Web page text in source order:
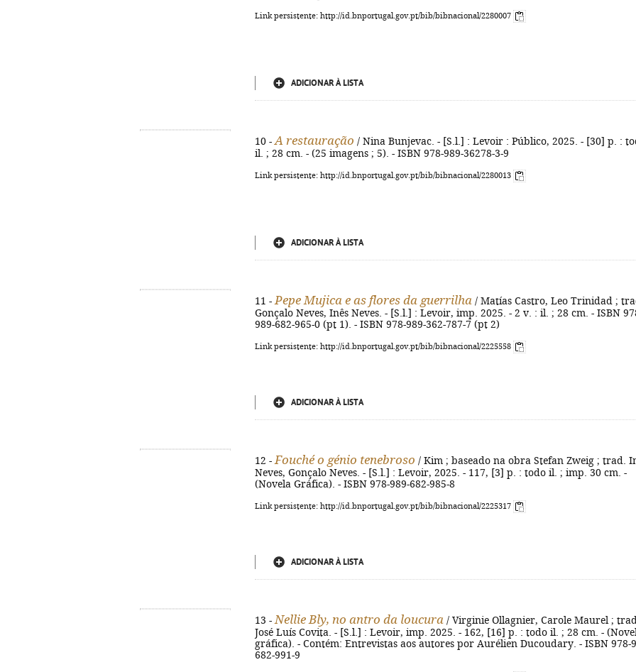
Link persistente: http://id.bnportugal.gov.pt/bib/bibnacional/2280007
ADICIONAR À LISTA
10 - A restauração / Nina Bunjevac. - [S.l.] : Levoir : Público, 2025. - [30] p. :
il. ; 28 cm. - (25 imagens ; 5). - ISBN 978-989-36278-3-9
Link persistente: http://id.bnportugal.gov.pt/bib/bibnacional/2280013
ADICIONAR À LISTA
11 - Pepe Mujica e as flores da guerrilha / Matías Castro, Leo Trinidad ;
Gonçalo Neves, Inês Neves. - [S.l.] : Levoir, imp. 2025. - 2 v. : il. ; 28 cm. - ISBN
989-682-965-0 (pt 1). - ISBN 978-989-362-787-7 (pt 2)
Link persistente: http://id.bnportugal.gov.pt/bib/bibnacional/2225558
ADICIONAR À LISTA
12 - Fouché o génio tenebroso / Kim ; baseado na obra Stefan Zweig ; trad.
Neves, Gonçalo Neves. - [S.l.] : Levoir, 2025. - 117, [3] p. : todo il. ; imp. 30 cm. -
(Novela Gráfica). - ISBN 978-989-682-985-8
Link persistente: http://id.bnportugal.gov.pt/bib/bibnacional/2225317
ADICIONAR À LISTA
13 - Nellie Bly, no antro da loucura / Virginie Ollagnier, Carole Maurel ; trad.
José Luís Covita. - [S.l.] : Levoir, imp. 2025. - 162, [16] p. : todo il. ; 28 cm. -
gráfica). - Contém: Entrevistas aos autores por Aurélien Ducoudary. - ISBN 978-
682-991-9